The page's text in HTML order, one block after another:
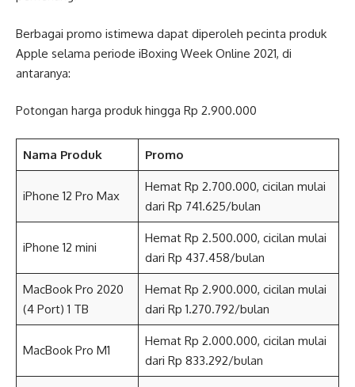
Berbagai promo istimewa dapat diperoleh pecinta produk
Apple selama periode iBoxing Week Online 2021, di
antaranya:
Potongan harga produk hingga Rp 2.900.000
Nama Produk Promo
iPhone 12 Pro Max
Hemat Rp 2.700.000, cicilan mulai
dari Rp 741.625/bulan
iPhone 12 mini
Hemat Rp 2.500.000, cicilan mulai
dari Rp 437.458/bulan
MacBook Pro 2020
(4 Port) 1 TB
Hemat Rp 2.900.000, cicilan mulai
dari Rp 1.270.792/bulan
MacBook Pro M1
Hemat Rp 2.000.000, cicilan mulai
dari Rp 833.292/bulan